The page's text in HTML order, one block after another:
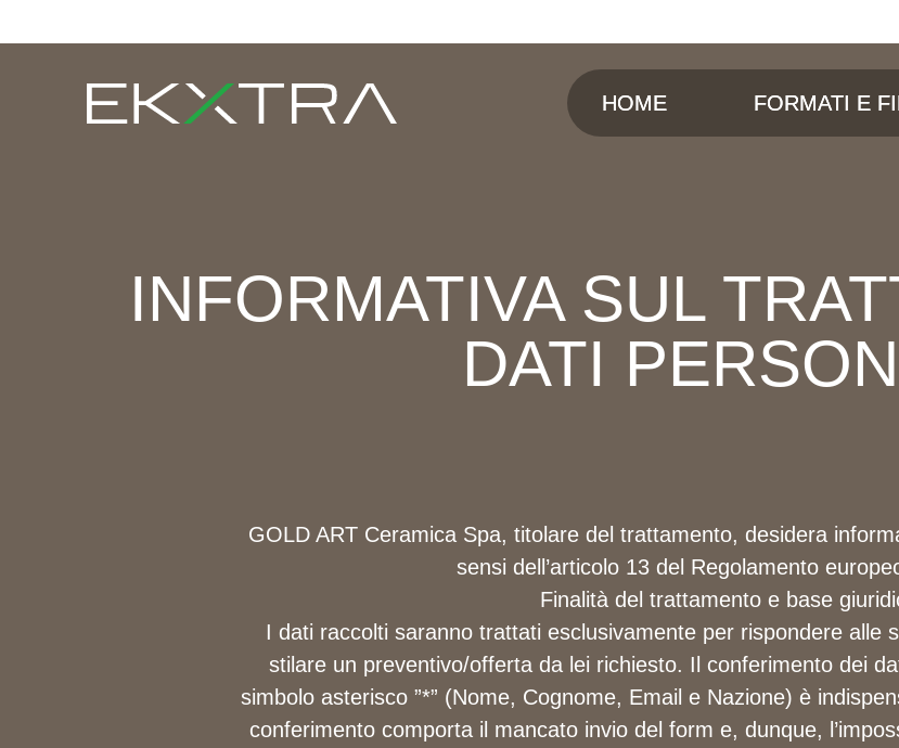
HOME FORMATI E
INFORMATIVA SUL
DATI
GOLD ART Ceramica Spa, titolare del trattamento, desidera
sensi dell’articolo 13 del Regolamento
Finalità del trattamento e base
I dati raccolti saranno trattati esclusivamente per rispondere alle
stilare un preventivo/offerta da lei richiesto. Il conferimento dei
simbolo asterisco ”*” (Nome, Cognome, Email e Nazione) è
conferimento comporta il mancato invio del form e, dunque,